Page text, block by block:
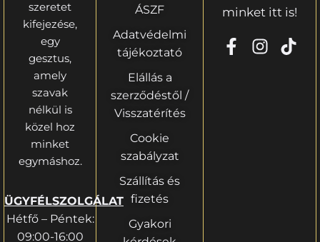
szeretet
kifejezése,
egy
gesztus,
amely
szavak
nélkül is
közel hoz
minket
egymáshoz.
ÜGYFÉLSZOLGÁLAT
Hétfő – Péntek:
09:00-16:00
ÁSZF
Adatvédelmi
tájékoztató
Elállás a
szerződéstől /
Visszatérítés
Cookie
szabályzat
Szállítás és
fizetés
Gyakori
minket itt is!